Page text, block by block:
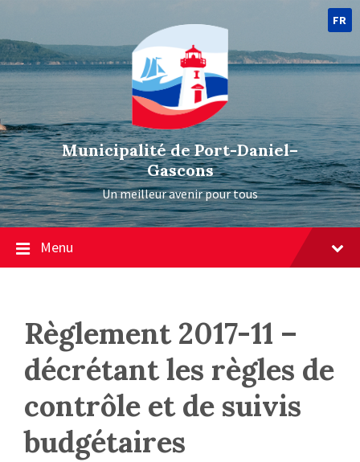
FR
Municipalité de Port-Daniel–
Gascons
Un meilleur avenir pour tous
Menu
Règlement 2017-11 –
décrétant les règles de
contrôle et de suivis
budgétaires